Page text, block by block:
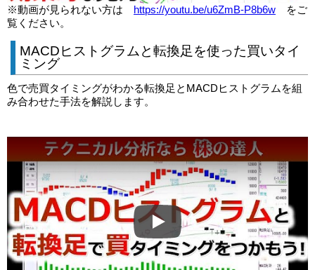
※動画が見られない方は https://youtu.be/u6ZmB-P8b6w をご
覧ください。
MACDヒストグラムと転換足を使った買いタイ
ミング
色で売買タイミングがわかる転換足とMACDヒストグラムを組
み合わせた手法を解説します。
Play